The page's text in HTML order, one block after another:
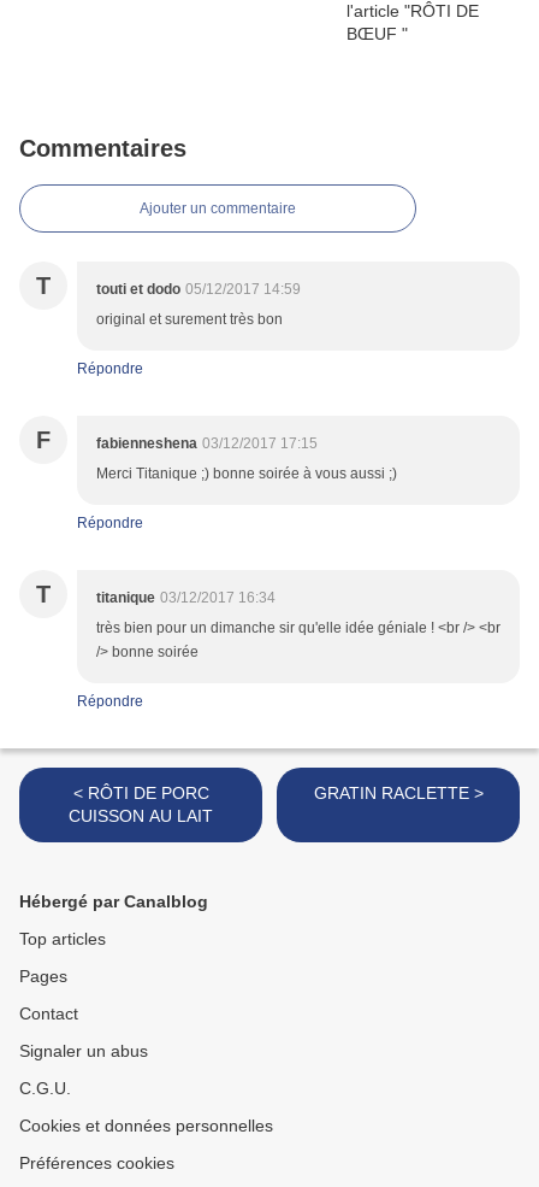
Commentaires
Ajouter un commentaire
T touti et dodo 05/12/2017 14:59
original et surement très bon
Répondre
F fabienneshena 03/12/2017 17:15
Merci Titanique ;) bonne soirée à vous aussi ;)
Répondre
T titanique 03/12/2017 16:34
très bien pour un dimanche sir qu'elle idée géniale ! <br /> <br
/> bonne soirée
Répondre
< RÔTI DE PORC
CUISSON AU LAIT
GRATIN RACLETTE >
Hébergé par Canalblog
Top articles
Pages
Contact
Signaler un abus
C.G.U.
Cookies et données personnelles
Préférences cookies